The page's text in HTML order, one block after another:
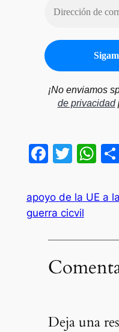
¡No enviamos
de privacidad
apoyo de la UE a
guerra cicvil
Deja una